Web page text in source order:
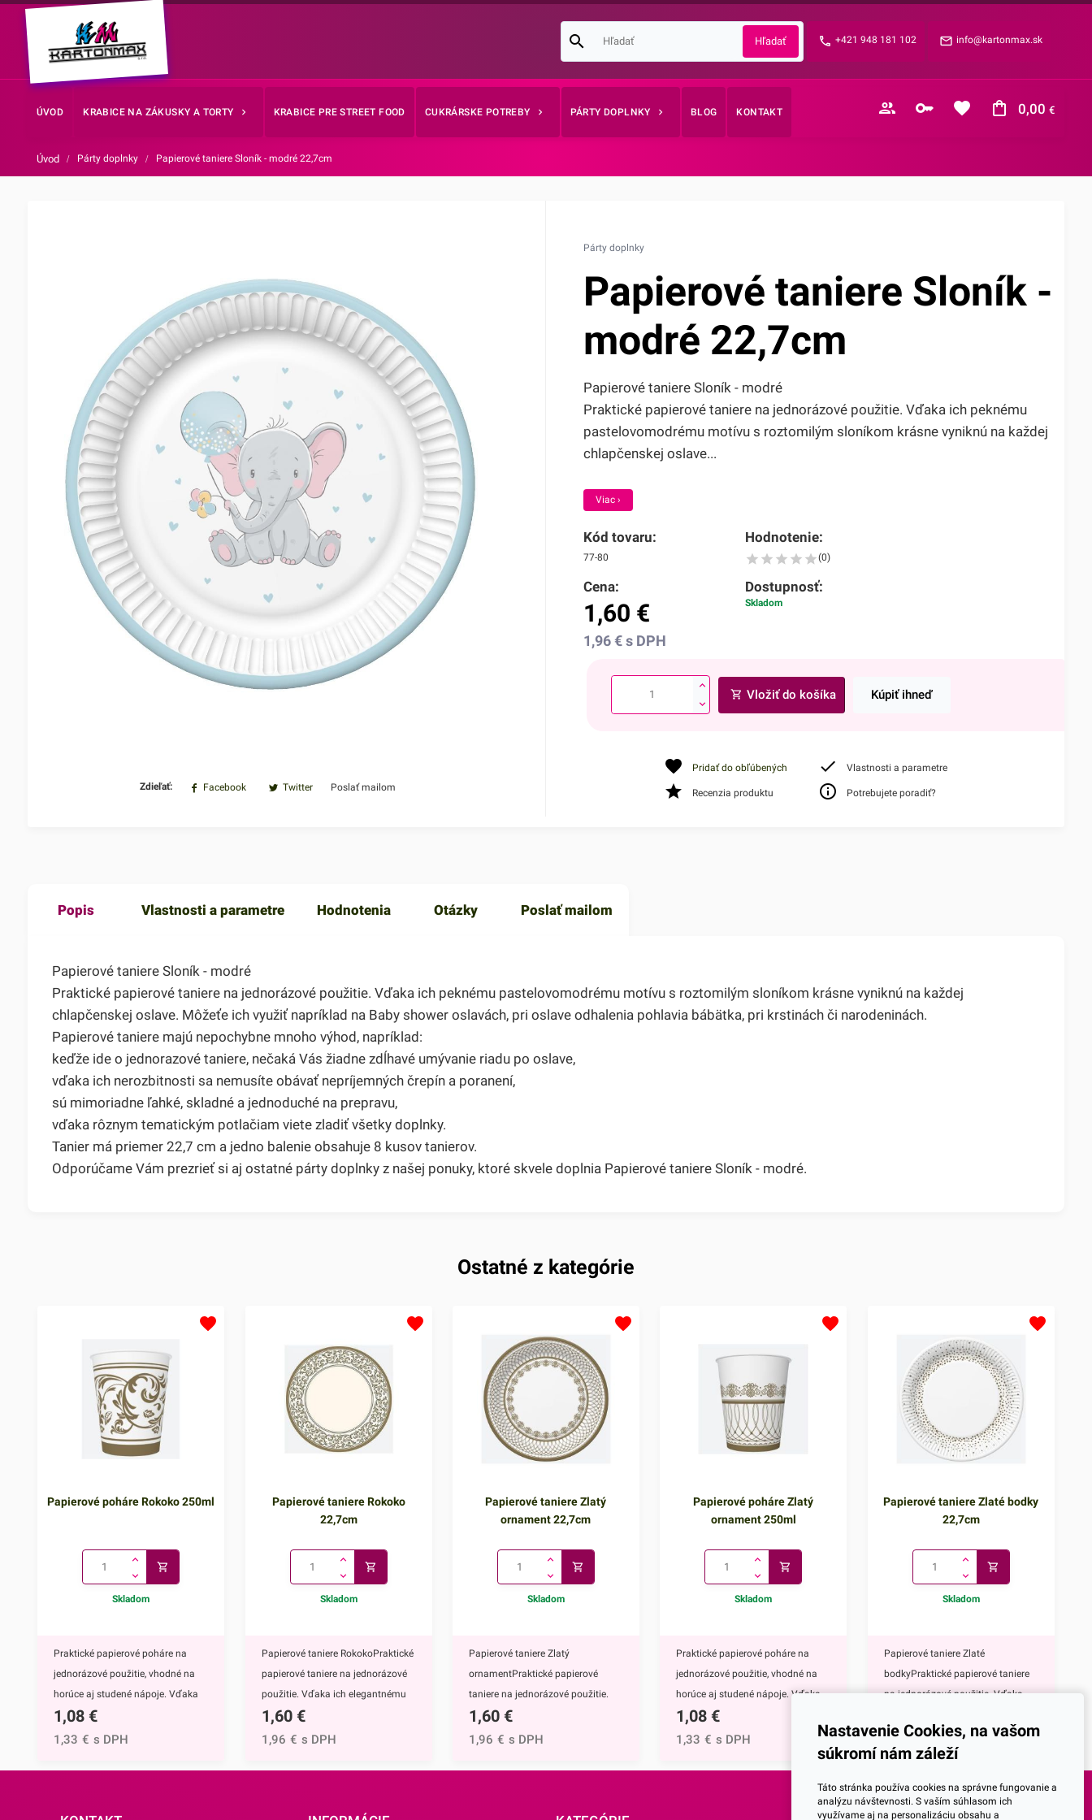
info@kartonmax.sk
+421 948 181 102
ÚVOD KRABICE NA ZÁKUSKY A TORTY KRABICE PRE STREET FOOD CUKRÁRSKE POTREBY PÁRTY DOPLNKY BLOG KONTAKT 0,00€
Zabudnuté heslo?
Úvod / Párty doplnky / Papierové taniere Sloník - modré 22,7cm
Zdieľať: Facebook Twitter Poslať mailom
Párty doplnky
Papierové taniere Sloník -
modré 22,7cm
Papierové taniere Sloník - modré
Praktické papierové taniere na jednorázové použitie. Vďaka ich peknému
pastelovomodrému motívu s roztomilým sloníkom krásne vyniknú na každej
chlapčenskej oslave...
Viac ›
Kód tovaru:
77-80
Hodnotenie:
(0)
Cena:
1,60 €
1,96€s DPH
Dostupnosť:
Skladom
Vložiť do košíka Kúpiť ihneď
Pridať do obľúbených Vlastnosti a parametre
Recenzia produktu Potrebujete poradiť?
Popis Vlastnosti a parametre Hodnotenia Otázky Poslať mailom
Papierové taniere Sloník - modré
Praktické papierové taniere na jednorázové použitie. Vďaka ich peknému pastelovomodrému motívu s roztomilým sloníkom krásne vyniknú na každej
chlapčenskej oslave. Môžeťe ich využiť napríklad na Baby shower oslavách, pri oslave odhalenia pohlavia bábätka, pri krstinách či narodeninách.
Papierové taniere majú nepochybne mnoho výhod, napríklad:
keďže ide o jednorazové taniere, nečaká Vás žiadne zdĺhavé umývanie riadu po oslave,
vďaka ich nerozbitnosti sa nemusíte obávať nepríjemných črepín a poranení,
sú mimoriadne ľahké, skladné a jednoduché na prepravu,
vďaka rôznym tematickým potlačiam viete zladiť všetky doplnky.
Tanier má priemer 22,7 cm a jedno balenie obsahuje 8 kusov tanierov.
Odporúčame Vám prezrieť si aj ostatné párty doplnky z našej ponuky, ktoré skvele doplnia Papierové taniere Sloník - modré.
Ostatné z kategórie
Papierové poháre Rokoko 250ml
Skladom
Praktické papierové poháre na
jednorázové použitie, vhodné na
horúce aj studené nápoje. Vďaka
ich elegantnému zdobeniu krásne
vyniknú na každom slávnostnom
poháre, nečaká Vás žiadne
1,08 €
1,33 € s DPH
Papierové taniere Rokoko
22,7cm
Skladom
Papierové taniere RokokoPraktické
papierové taniere na jednorázové
použitie. Vďaka ich elegantnému
zdobeniu krásne vyniknú na
každom slávnostnom
taniere, nečaká Vás žiadne zdĺhavé
1,60 €
1,96 € s DPH
Papierové taniere Zlatý
ornament 22,7cm
Skladom
Papierové taniere Zlatý
ornamentPraktické papierové
taniere na jednorázové použitie.
Vďaka ich elegantnému zlatému
zdobeniu krásne vyniknú na
napríklad:keďže ide o jednorazové
1,60 €
1,96 € s DPH
Papierové poháre Zlatý
ornament 250ml
Skladom
Praktické papierové poháre na
jednorázové použitie, vhodné na
horúce aj studené nápoje. Vďaka
ich elegantnému zlatému
zdobeniu krásne vyniknú na
napríklad:keďže ide o jednorazové
1,08 €
1,33 € s DPH
Papierové taniere Zlaté bodky
22,7cm
Skladom
Papierové taniere Zlaté
bodkyPraktické papierové taniere
na jednorázové použitie. Vďaka
zdobeniu krásne vyniknú na
každom slávnostnom
nepochybne mnoho výhod,
napríklad:keďže ide o jednorazové
1,96 € s DPH
Nastavenie Cookies, na vašom
súkromí nám záleží
Táto stránka používa cookies na správne fungovanie a
analýzu návštevnosti. S vaším súhlasom ich
využívame aj na personalizáciu obsahu a